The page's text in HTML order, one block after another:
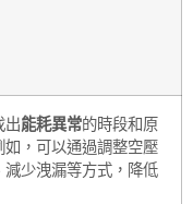
出能耗異常的時段和原
如，可以通過調整空壓
少洩漏等方式，降低